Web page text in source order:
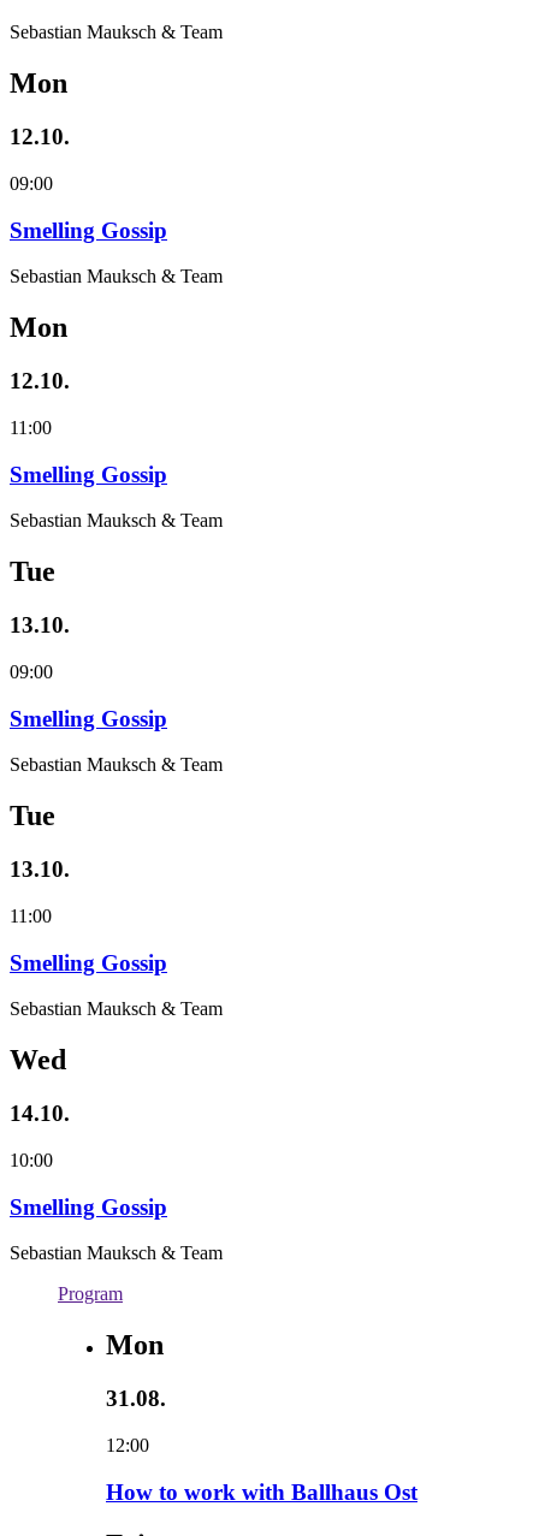
Sebastian Mauksch & Team
Mon
12.10.
09:00
Smelling Gossip
Sebastian Mauksch & Team
Mon
12.10.
11:00
Smelling Gossip
Sebastian Mauksch & Team
Tue
13.10.
09:00
Smelling Gossip
Sebastian Mauksch & Team
Tue
13.10.
11:00
Smelling Gossip
Sebastian Mauksch & Team
Wed
14.10.
10:00
Smelling Gossip
Sebastian Mauksch & Team
Program
Mon
31.08.
12:00
How to work with Ballhaus Ost